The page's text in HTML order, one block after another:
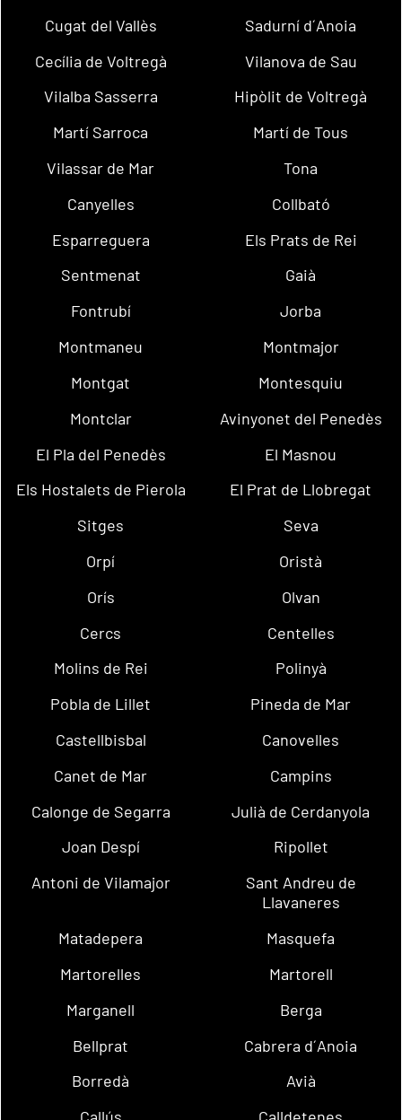
Cugat del Vallès
Sadurní d´Anoia
Cecília de Voltregà
Vilanova de Sau
Vilalba Sasserra
Hipòlit de Voltregà
Martí Sarroca
Martí de Tous
Vilassar de Mar
Tona
Canyelles
Collbató
Esparreguera
Els Prats de Rei
Sentmenat
Gaià
Fontrubí
Jorba
Montmaneu
Montmajor
Montgat
Montesquiu
Montclar
Avinyonet del Penedès
El Pla del Penedès
El Masnou
Els Hostalets de Pierola
El Prat de Llobregat
Sitges
Seva
Orpí
Oristà
Orís
Olvan
Cercs
Centelles
Molins de Rei
Polinyà
Pobla de Lillet
Pineda de Mar
Castellbisbal
Canovelles
Canet de Mar
Campins
Calonge de Segarra
Julià de Cerdanyola
Joan Despí
Ripollet
Antoni de Vilamajor
Sant Andreu de
Llavaneres
Matadepera
Masquefa
Martorelles
Martorell
Marganell
Berga
Bellprat
Cabrera d´Anoia
Borredà
Avià